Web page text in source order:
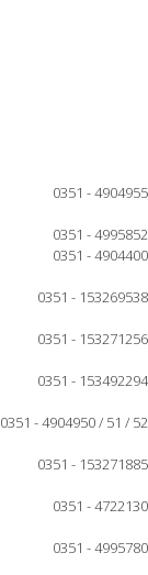
0351 - 4904955
0351 - 4995852
0351 - 4904400
0351 - 153269538
0351 - 153271256
0351 - 153492294
0351 - 4904950 / 51 / 52
0351 - 153271885
0351 - 4722130
0351 - 4995780